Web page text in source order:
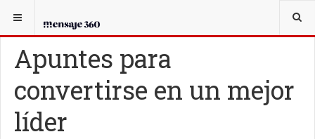
USTED ESTÁ AQUÍ:
Apuntes para
convertirse en un mejor
líder